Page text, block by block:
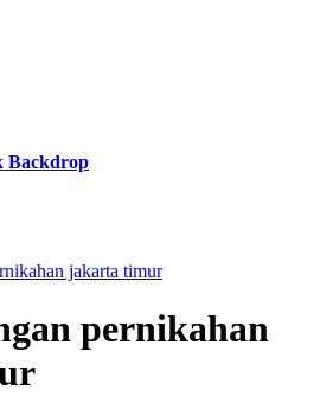
Backdrop
jakarta timur
pernikahan